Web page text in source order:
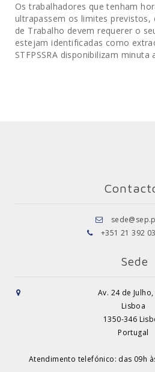
Os trabalhadores que tenham
ultrapassem os limites
de Trabalho devem requerer o
estejam identificadas como
STFPSSRA disponibilizam minuta
+351 21 392
Sede
Av. 24 de
Lisboa
1350-346
Portugal
Atendimento telefónico: das 09h